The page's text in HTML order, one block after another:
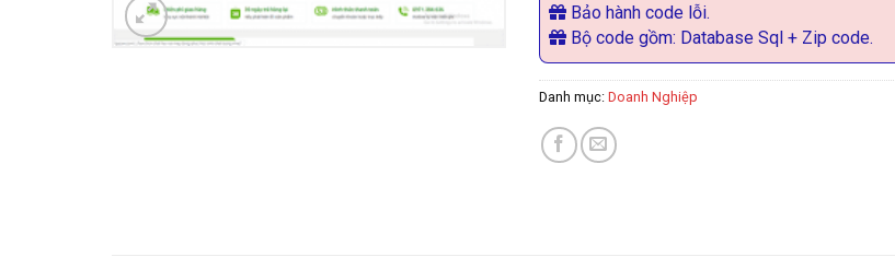
Bảo hành code lỗi.
Bộ code gồm: Database Sql + Zip code.
Danh mục: Doanh Nghiệp